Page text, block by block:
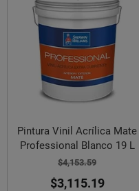
Pintura Vinil Acrílica Mate
Professional Blanco 19 L
$4,153.59
$3,115.19